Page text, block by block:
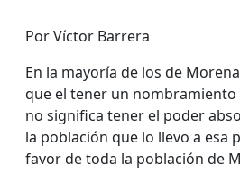
Por Víctor Barrera
En la mayoría de los de
que el tener un
no significa tener el poder
la población que lo llevo a esa
favor de toda la población de